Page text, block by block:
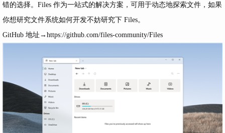
错的选择。Files 作为一站式的解决方案，可用于动态地探索文件，如果
你想研究文件系统如何开发不妨研究下 Files。
GitHub 地址→ https://github.com/files-community/Files